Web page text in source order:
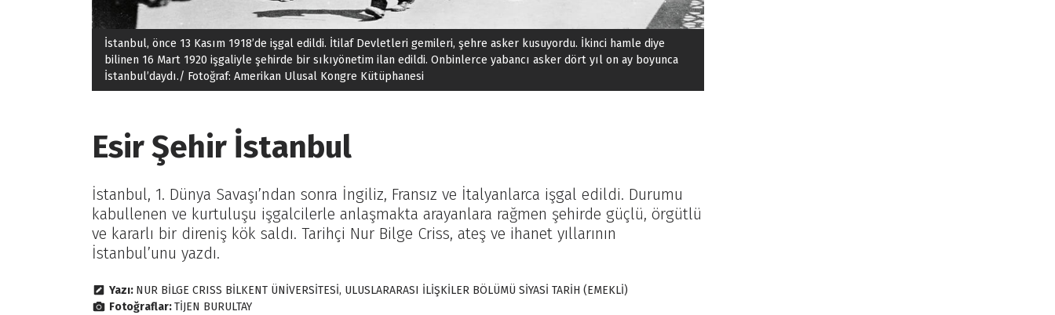
İstanbul, önce 13 Kasım 1918’de işgal edildi. İtilaf Devletleri gemileri, şehre asker kusuyordu. İkinci hamle diye
bilinen 16 Mart 1920 işgaliyle şehirde bir sıkıyönetim ilan edildi. Onbinlerce yabancı asker dört yıl on ay boyunca
İstanbul’daydı./ Fotoğraf: Amerikan Ulusal Kongre Kütüphanesi
Esir Şehir İstanbul
İstanbul, 1. Dünya Savaşı’ndan sonra İngiliz, Fransız ve İtalyanlarca işgal edildi. Durumu
kabullenen ve kurtuluşu işgalcilerle anlaşmakta arayanlara rağmen şehirde güçlü, örgütlü
ve kararlı bir direniş kök saldı. Tarihçi Nur Bilge Criss, ateş ve ihanet yıllarının
İstanbul’unu yazdı.
Yazı: NUR BİLGE CRISS BİLKENT ÜNİVERSİTESİ, ULUSLARARASI İLİŞKİLER BÖLÜMÜ SİYASİ TARİH (EMEKLİ)
Fotoğraflar:TİJEN BURULTAY